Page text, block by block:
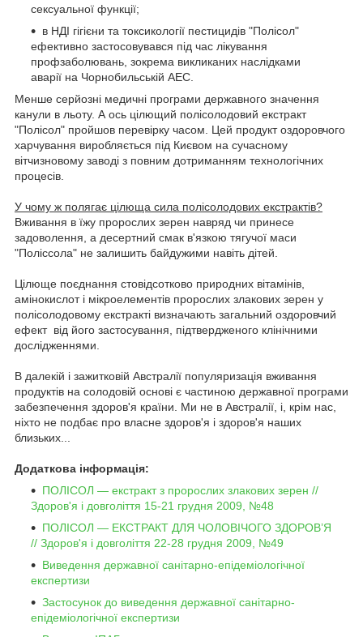
сексуальної функції;
в НДІ гігієни та токсикології пестицидів "Полісол"
ефективно застосовувався під час лікування
профзаболювань, зокрема викликаних наслідками
аварії на Чорнобильській АЕС.
Менше серйозні медичні програми державного значення
канули в льоту. А ось цілющий полісолодовий екстракт
"Полісол" пройшов перевірку часом. Цей продукт оздоровчого
харчування виробляється під Києвом на сучасному
вітчизновому заводі з повним дотриманням технологічних
процесів.
У чому ж полягає цілюща сила полісолодових екстрактів?
Вживання в їжу пророслих зерен навряд чи принесе
задоволення, а десертний смак в'язкою тягучої маси
"Поліссола" не залишить байдужими навіть дітей.
Цілюще поєднання стовідсотково природних вітамінів,
амінокислот і мікроелементів пророслих злакових зерен у
полісолодовому екстракті визначають загальний оздоровчий
ефект від його застосування, підтвердженого клінічними
дослідженнями.
В далекій і зажитковій Австралії популяризація вживання
продуктів на солодовій основі є частиною державної програми
забезпечення здоров'я країни. Ми не в Австралії, і, крім нас,
ніхто не подбає про власне здоров'я і здоров'я наших
близьких...
Додаткова інформація:
ПОЛІСОЛ — екстракт з пророслих злакових зерен //
Здоров'я і довголіття 15-21 грудня 2009, №48
ПОЛІСОЛ — ЕКСТРАКТ ДЛЯ ЧОЛОВІЧОГО ЗДОРОВ’Я
// Здоров'я і довголіття 22-28 грудня 2009, №49
Виведення державної санітарно-епідеміологічної
експертизи
Застосунок до виведення державної санітарно-
епідеміологічної експертизи